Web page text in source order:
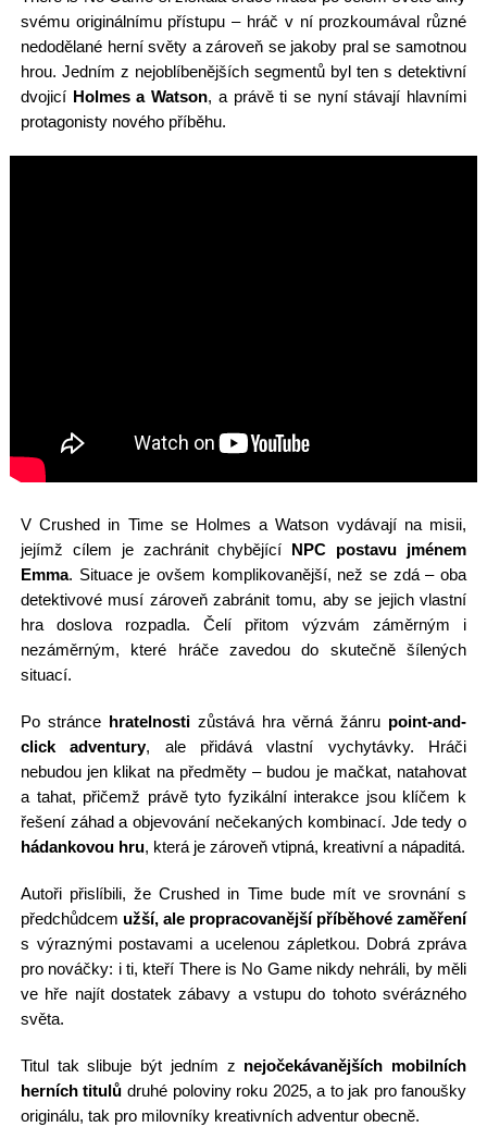
svému originálnímu přístupu – hráč v ní prozkoumával různé
nedodělané herní světy a zároveň se jakoby pral se samotnou
hrou. Jedním z nejoblíbenějších segmentů byl ten s detektivní
dvojicí Holmes a Watson, a právě ti se nyní stávají hlavními
protagonisty nového příběhu.
V Crushed in Time se Holmes a Watson vydávají na misii,
jejímž cílem je zachránit chybějící NPC postavu jménem
Emma. Situace je ovšem komplikovanější, než se zdá – oba
detektivové musí zároveň zabránit tomu, aby se jejich vlastní
hra doslova rozpadla. Čelí přitom výzvám záměrným i
nezáměrným, které hráče zavedou do skutečně šílených
situací.
Po stránce hratelnosti zůstává hra věrná žánru point-and-
click adventury, ale přidává vlastní vychytávky. Hráči
nebudou jen klikat na předměty – budou je mačkat, natahovat
a tahat, přičemž právě tyto fyzikální interakce jsou klíčem k
řešení záhad a objevování nečekaných kombinací. Jde tedy o
hádankovou hru, která je zároveň vtipná, kreativní a nápaditá.
Autoři přislíbili, že Crushed in Time bude mít ve srovnání s
předchůdcem užší, ale propracovanější příběhové zaměření
s výraznými postavami a ucelenou zápletkou. Dobrá zpráva
pro nováčky: i ti, kteří There is No Game nikdy nehráli, by měli
ve hře najít dostatek zábavy a vstupu do tohoto svérázného
světa.
Titul tak slibuje být jedním z nejočekávanějších mobilních
herních titulů druhé poloviny roku 2025, a to jak pro fanoušky
originálu, tak pro milovníky kreativních adventur obecně.